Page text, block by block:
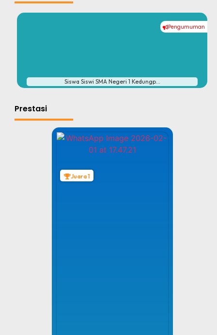
Pengumuman
Siswa Siswi SMA Negeri 1 Kedungp...
Prestasi
Juara 1